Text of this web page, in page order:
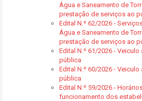
Água e Saneamento de
prestação de serviços ao
Edital N.º 62/2026 -
Água e Saneamento de
prestação de serviços ao
Edital N.º 61/2026 -
pública
Edital N.º 60/2026 -
pública
Edital N.º 59/2026 -
funcionamento dos